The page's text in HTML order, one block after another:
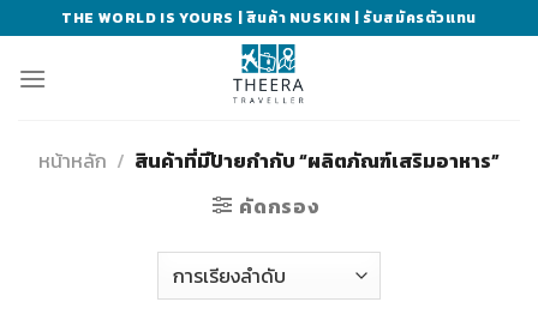
to
content
THE WORLD IS YOURS | สินค้า NUSKIN | รับสมัครตัวแทน
หน้าหลัก / สินค้าที่มีป้ายกำกับ “ผลิตภัณฑ์เสริมอาหาร”
คัดกรอง